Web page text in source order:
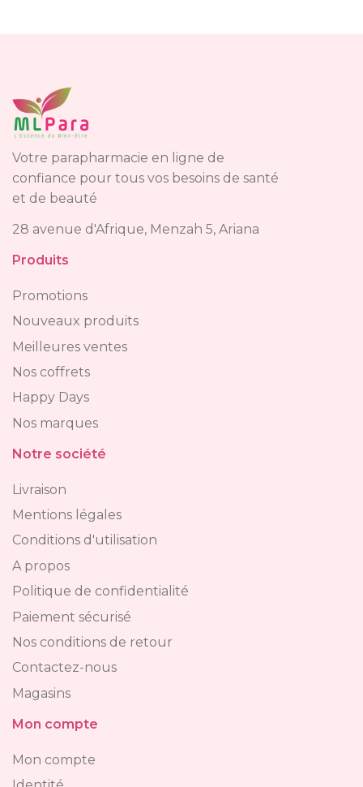
Votre parapharmacie en ligne de
confiance pour tous vos besoins de santé
et de beauté
28 avenue d'Afrique, Menzah 5, Ariana
Produits
Promotions
Nouveaux produits
Meilleures ventes
Nos coffrets
Happy Days
Nos marques
Notre société
Livraison
Mentions légales
Conditions d'utilisation
A propos
Politique de confidentialité
Paiement sécurisé
Nos conditions de retour
Contactez-nous
Magasins
Mon compte
Mon compte